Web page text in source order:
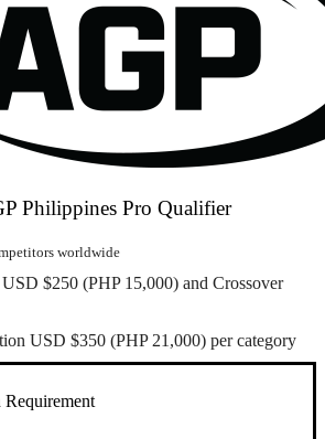
Philippines Pro Qualifier
worldwide
$250 (PHP 15,000) and Crossover
USD $350 (PHP 21,000) per category